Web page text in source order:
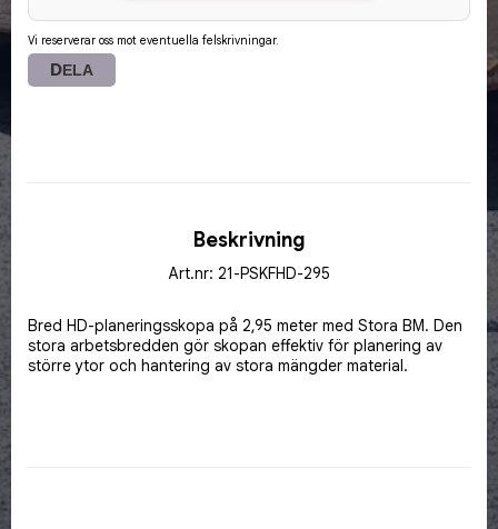
Vi reserverar oss mot eventuella felskrivningar.
DELA
Beskrivning
Art.nr: 21-PSKFHD-295
Bred HD-planeringsskopa på 2,95 meter med Stora BM. Den
stora arbetsbredden gör skopan effektiv för planering av
större ytor och hantering av stora mängder material.